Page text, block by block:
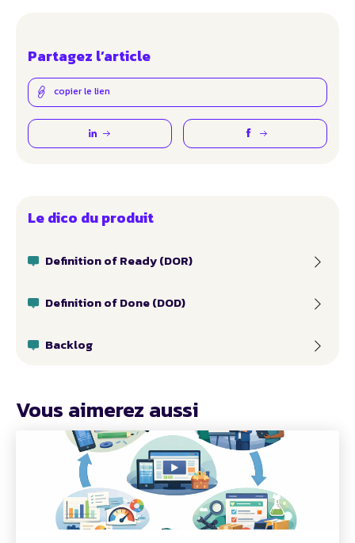
Partagez l’article
copier le lien
Le dico du produit
Definition of Ready (DOR)
Definition of Done (DOD)
Backlog
Vous aimerez aussi